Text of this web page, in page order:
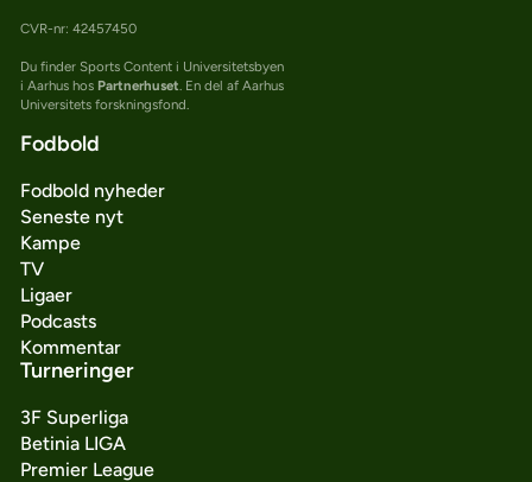
CVR-nr: 42457450
Du finder Sports Content i Universitetsbyen
i Aarhus hos Partnerhuset. En del af Aarhus
Universitets forskningsfond.
Fodbold
Fodbold nyheder
Seneste nyt
Kampe
TV
Ligaer
Podcasts
Kommentar
Turneringer
3F Superliga
Betinia LIGA
Premier League